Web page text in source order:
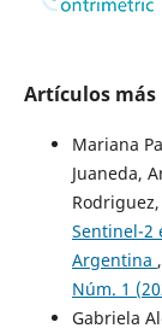
Artículos
Mariana
Juaneda,
Rodriguez,
Sentinel-2
Argentina ,
Núm. 1
Gabriela